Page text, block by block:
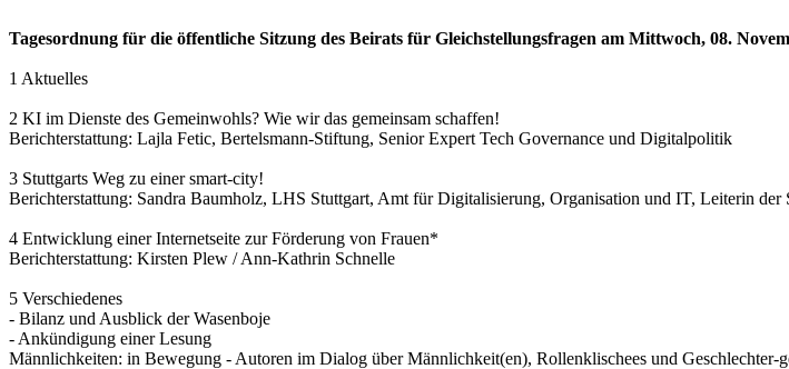
Tagesordnung für die öffentliche Sitzung des Beirats für Gleichstellungsfragen am Mittwoch, 08.
1 Aktuelles
2 KI im Dienste des Gemeinwohls? Wie wir das gemeinsam schaffen!
Berichterstattung: Lajla Fetic, Bertelsmann-Stiftung, Senior Expert Tech Governance und Digitalpolitik
3 Stuttgarts Weg zu einer smart-city!
Berichterstattung: Sandra Baumholz, LHS Stuttgart, Amt für Digitalisierung, Organisation und IT, Leiterin
4 Entwicklung einer Internetseite zur Förderung von Frauen*
Berichterstattung: Kirsten Plew / Ann-Kathrin Schnelle
5 Verschiedenes
- Bilanz und Ausblick der Wasenboje
- Ankündigung einer Lesung
Männlichkeiten: in Bewegung - Autoren im Dialog über Männlichkeit(en), Rollenklischees und